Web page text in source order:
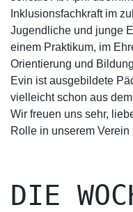
Inklusionsfachkraft im
Jugendliche und junge
einem Praktikum, im
Orientierung und
Evin ist ausgebildete
vielleicht schon aus
Wir freuen uns sehr,
Rolle in unserem Verein
DIE